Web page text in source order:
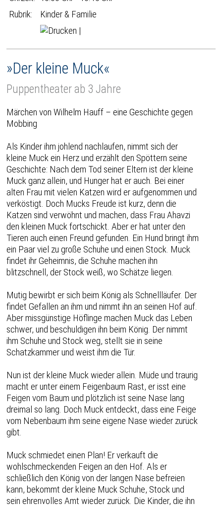
Rubrik:
Kinder & Familie
|
»Der kleine Muck«
Puppentheater ab 3 Jahre
Märchen von Wilhelm Hauff – eine Geschichte gegen
Mobbing
Als Kinder ihm johlend nachlaufen, nimmt sich der
kleine Muck ein Herz und erzählt den Spöttern seine
Geschichte: Nach dem Tod seiner Eltern ist der kleine
Muck ganz allein, und Hunger hat er auch. Bei einer
alten Frau mit vielen Katzen wird er aufgenommen und
verköstigt. Doch Mucks Freude ist kurz, denn die
Katzen sind verwöhnt und machen, dass Frau Ahavzi
den kleinen Muck fortschickt. Aber er hat unter den
Tieren auch einen Freund gefunden. Ein Hund bringt ihm
ein Paar viel zu große Schuhe und einen Stock. Muck
findet ihr Geheimnis, die Schuhe machen ihn
blitzschnell, der Stock weiß, wo Schätze liegen.
Mutig bewirbt er sich beim König als Schnellläufer. Der
findet Gefallen an ihm und nimmt ihn an seinen Hof auf.
Aber missgünstige Höflinge machen Muck das Leben
schwer, und beschuldigen ihn beim König. Der nimmt
ihm Schuhe und Stock weg, stellt sie in seine
Schatzkammer und weist ihm die Tür.
Nun ist der kleine Muck wieder allein. Müde und traurig
macht er unter einem Feigenbaum Rast, er isst eine
Feigen vom Baum und plötzlich ist seine Nase lang
dreimal so lang. Doch Muck entdeckt, dass eine Feige
vom Nebenbaum ihm seine eigene Nase wieder zurück
gibt.
Muck schmiedet einen Plan! Er verkauft die
wohlschmeckenden Feigen an den Hof. Als er
schließlich den König von der langen Nase befreien
kann, bekommt der kleine Muck Schuhe, Stock und
sein ehrenvolles Amt wieder zurück. Die Kinder, die ihn